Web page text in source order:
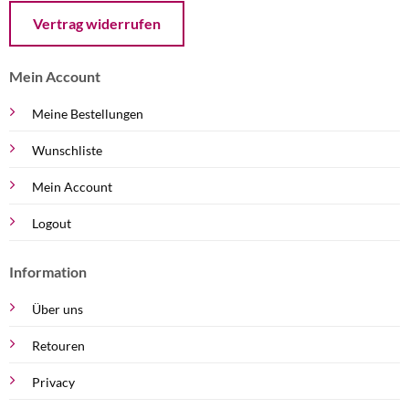
Vertrag widerrufen
Mein Account
Meine Bestellungen
Wunschliste
Mein Account
Logout
Information
Über uns
Retouren
Privacy